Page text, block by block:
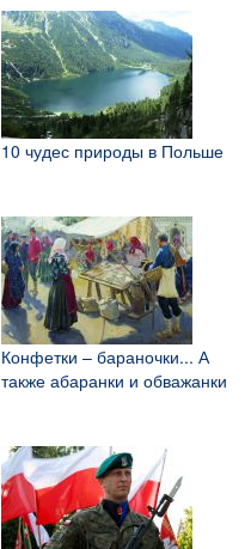
10 чудес природы в Польше
Конфетки – бараночки... А
также абаранки и обважанки